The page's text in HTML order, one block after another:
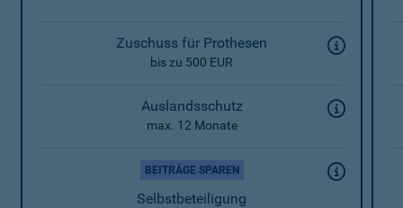
Zuschuss für Prothesen
bis zu 500 EUR
Auslandsschutz
max. 12 Monate
BEITRÄGE SPAREN
Selbstbeteiligung